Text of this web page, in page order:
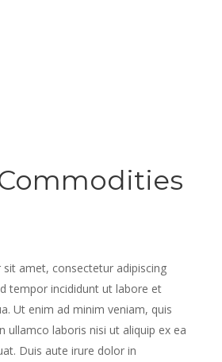
amet, consectetur adipiscing
tempor incididunt ut labore et
Ut enim ad minim veniam, quis
ullamco laboris nisi ut aliquip ex ea
Duis aute irure dolor in